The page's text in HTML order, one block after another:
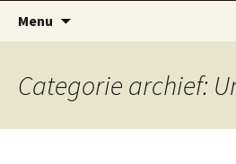
Menu
springen
Categorie archief: